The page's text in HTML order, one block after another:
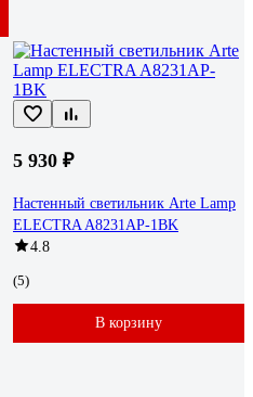
5 930 ₽
Настенный светильник Arte Lamp
ELECTRA A8231AP-1BK
4.8
(5)
В корзину